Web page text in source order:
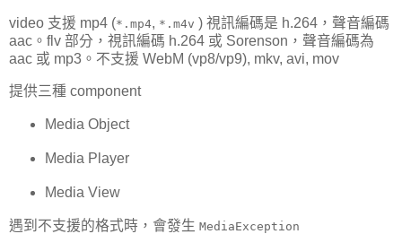
video 支援 mp4 (*.mp4, *.m4v ) 視訊編碼是 h.264，聲音編碼
aac。flv 部分，視訊編碼 h.264 或 Sorenson，聲音編碼為
aac 或 mp3。不支援 WebM (vp8/vp9), mkv, avi, mov
提供三種 component
Media Object
Media Player
Media View
遇到不支援的格式時，會發生 MediaException